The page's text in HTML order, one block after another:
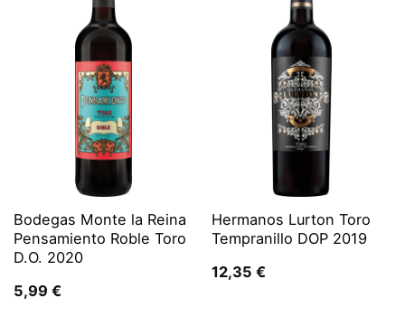
Bodegas Monte la Reina
Pensamiento Roble Toro
D.O. 2020
5,99 €
Hermanos Lurton Toro
Tempranillo DOP 2019
12,35 €